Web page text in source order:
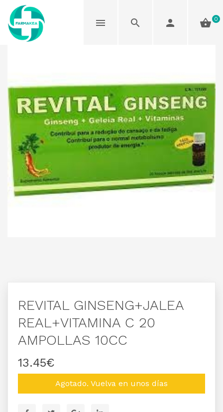
0
Agotado
REVITAL GINSENG+JALEA
REAL+VITAMINA C 20
AMPOLLAS 10CC
13.45€
Agotado. Vuelva en unos días